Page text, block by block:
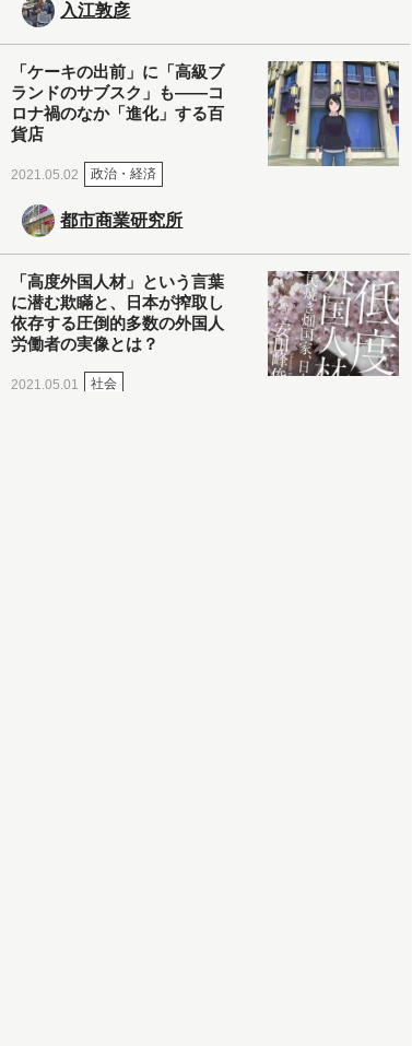
入江敦彦
「ケーキの出前」に「高級ブ
ランドのサブスク」も――コ
ロナ禍のなか「進化」する百
貨店
2021.05.02 政治・経済
都市商業研究所
「高度外国人材」という言葉
に潜む欺瞞と、日本が搾取し
依存する圧倒的多数の外国人
労働者の実像とは？
2021.05.01 社会